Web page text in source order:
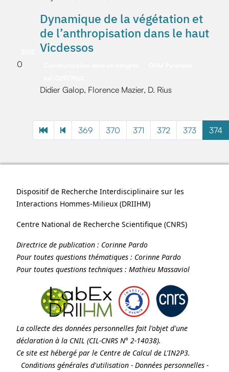
0
Dynamique de la végétation et
de l’anthropisation dans le haut
Vicdessos
Didier Galop, Florence Mazier, D. Rius
369 370 371 372 373 374
Dispositif de Recherche Interdisciplinaire sur les
Interactions Hommes-Milieux (DRIIHM)
Centre National de Recherche Scientifique (CNRS)
Directrice de publication : Corinne Pardo
Pour toutes questions thématiques : Corinne Pardo
Pour toutes questions techniques : Mathieu Massaviol
La collecte des données personnelles fait l'objet d'une
déclaration à la CNIL (CIL-CNRS N° 2-14038).
Ce site est hébergé par le Centre de Calcul de L'IN2P3.
Conditions générales d'utilisation- Données personnelles-